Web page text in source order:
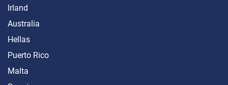
Irland
Australia
Hellas
Puerto Rico
Malta